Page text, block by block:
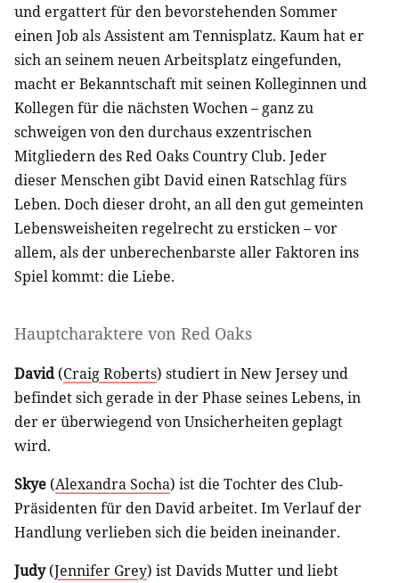
und ergattert für den bevorstehenden Sommer
einen Job als Assistent am Tennisplatz. Kaum hat er
sich an seinem neuen Arbeitsplatz eingefunden,
macht er Bekanntschaft mit seinen Kolleginnen und
Kollegen für die nächsten Wochen – ganz zu
schweigen von den durchaus exzentrischen
Mitgliedern des Red Oaks Country Club. Jeder
dieser Menschen gibt David einen Ratschlag fürs
Leben. Doch dieser droht, an all den gut gemeinten
Lebensweisheiten regelrecht zu ersticken – vor
allem, als der unberechenbarste aller Faktoren ins
Spiel kommt: die Liebe.
Hauptcharaktere von Red Oaks
David(Craig Roberts) studiert in New Jersey und
befindet sich gerade in der Phase seines Lebens, in
der er überwiegend von Unsicherheiten geplagt
wird.
Skye (Alexandra Socha) ist die Tochter des Club-
Präsidenten für den David arbeitet. Im Verlauf der
Handlung verlieben sich die beiden ineinander.
Judy(Jennifer Grey) ist Davids Mutter und liebt